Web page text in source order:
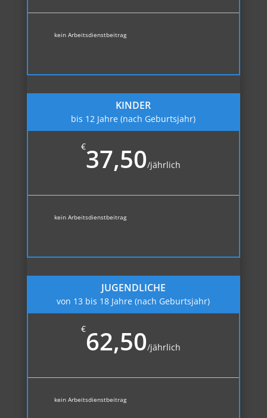
kein Arbeitsdienstbeitrag
KINDER
bis 12 Jahre (nach Geburtsjahr)
€37,50/jährlich
kein Arbeitsdienstbeitrag
JUGENDLICHE
von 13 bis 18 Jahre (nach Geburtsjahr)
€62,50/jährlich
kein Arbeitsdienstbeitrag